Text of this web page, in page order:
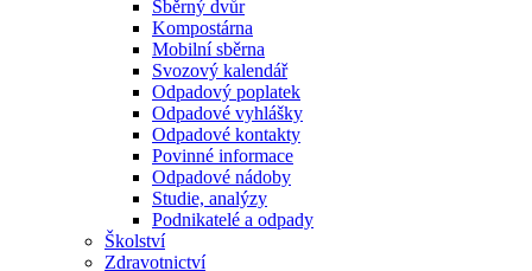
Sběrný dvůr
Kompostárna
Mobilní sběrna
Svozový kalendář
Odpadový poplatek
Odpadové vyhlášky
Odpadové kontakty
Povinné informace
Odpadové nádoby
Studie, analýzy
Podnikatelé a odpady
Školství
Zdravotnictví